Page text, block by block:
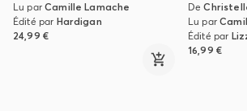
Lu parCamille Lamache
Édité par Hardigan
24,99 €
De
Lu par
Édité par
16,99 €